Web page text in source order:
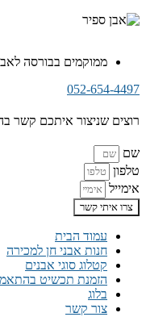
ממוקמים בבורסה
052-654-4497
רוצים שניצור איתכם קשר
שם
טלפון
אימייל
צרו איתי קשר
עמוד הבית
חנות אבני חן למכירה
קטלוג סוגי אבנים
הזמנת תכשיט
בלוג
צור קשר